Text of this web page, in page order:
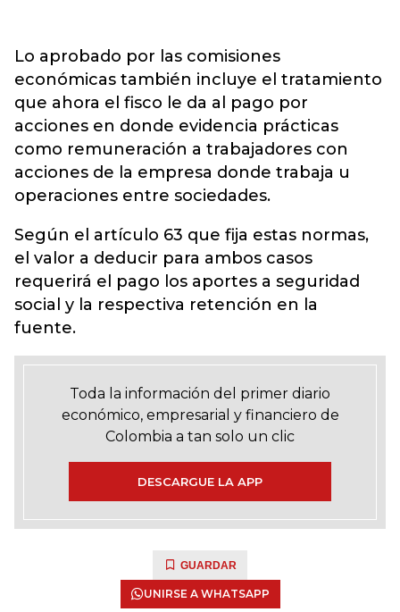
Lo aprobado por las comisiones
económicas también incluye el tratamiento
que ahora el fisco le da al pago por
acciones en donde evidencia prácticas
como remuneración a trabajadores con
acciones de la empresa donde trabaja u
operaciones entre sociedades.
Según el artículo 63 que fija estas normas,
el valor a deducir para ambos casos
requerirá el pago los aportes a seguridad
social y la respectiva retención en la
fuente.
Toda la información del primer diario
económico, empresarial y financiero de
Colombia a tan solo un clic
DESCARGUE LA APP
GUARDAR
UNIRSE A WHATSAPP